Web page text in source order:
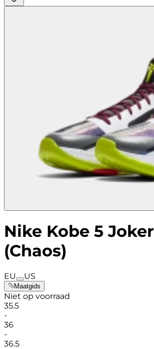
Nike Kobe 5 Joker
(Chaos)
EU US
Maatgids
Niet op voorraad
35.5
-
36
-
36.5